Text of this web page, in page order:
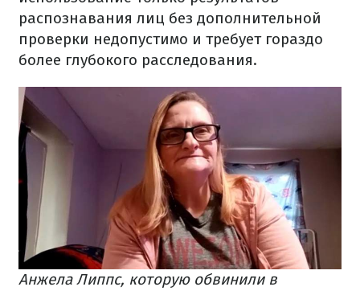
распознавания лиц без дополнительной
проверки недопустимо и требует гораздо
более глубокого расследования.
Анжела Липпс, которую обвинили в